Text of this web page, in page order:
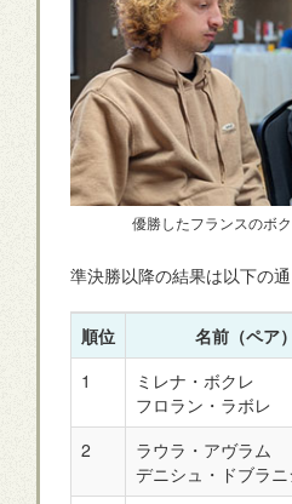
優勝したフランスのボク
準決勝以降の結果は以下の通
順位 名前（ペア）
1
ミレナ・ボクレ
フロラン・ラボレ
2
ラウラ・アヴラム
デニシュ・ドブラニ